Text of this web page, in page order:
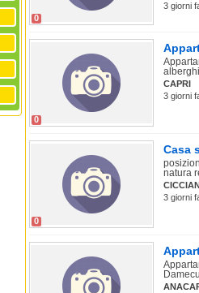
0
3 giorni
0
CAPRI
3 giorni
0
Casa
natura
3 giorni